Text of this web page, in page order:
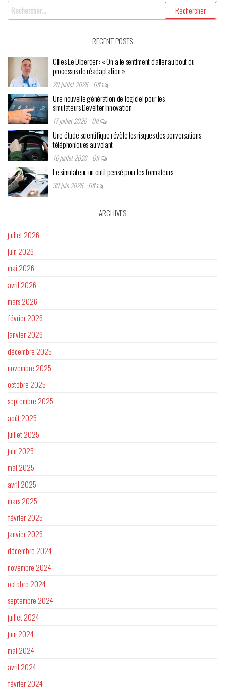
Rechercher :
RECENT POSTS
Gilles Le Diberder : « On a le sentiment d’aller au bout du
processus de réadaptation »
20 juillet 2026 Off
Une nouvelle génération de logiciel pour les
simulateurs Develter Innovation
17 juillet 2026 Off
Une étude scientifique révèle les risques des conversations
téléphoniques au volant
16 juillet 2026 Off
Le simulateur, un outil pensé pour les formateurs
30 juin 2026 Off
ARCHIVES
juillet 2026
juin 2026
mai 2026
avril 2026
mars 2026
février 2026
janvier 2026
décembre 2025
novembre 2025
octobre 2025
septembre 2025
août 2025
juillet 2025
juin 2025
mai 2025
avril 2025
mars 2025
février 2025
janvier 2025
décembre 2024
novembre 2024
octobre 2024
septembre 2024
juillet 2024
juin 2024
mai 2024
avril 2024
février 2024